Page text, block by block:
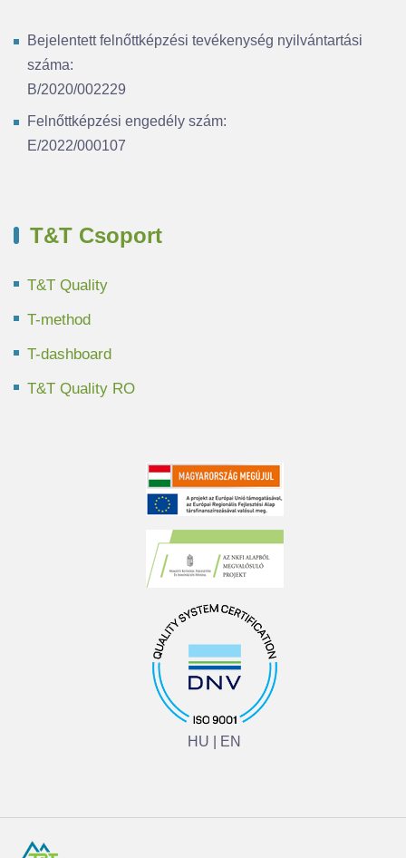
Bejelentett felnőttképzési tevékenység nyilvántartási
száma:
B/2020/002229
Felnőttképzési engedély szám:
E/2022/000107
T&T Csoport
T&T Quality
T-method
T-dashboard
T&T Quality RO
HU EN